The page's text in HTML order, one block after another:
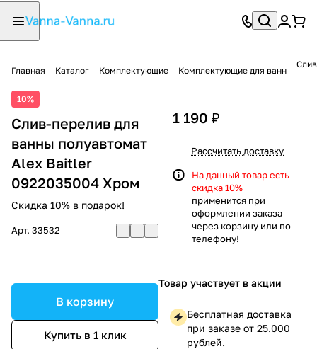
Главная Каталог Комплектующие Комплектующие для ванн
10%
Слив-перелив для
ванны полуавтомат
Alex Baitler
0922035004 Хром
Скидка 10% в подарок!
Арт. 33532
В корзину
Купить в 1 клик
1 190 ₽
Рассчитать доставку
На данный товар есть
скидка 10%
применится при
оформлении заказа
через корзину или по
телефону!
Товар участвует в акции
Бесплатная доставка
при заказе от 25.000
рублей.